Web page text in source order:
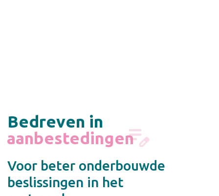
Bedreven in
onderzoek
Voor beter onderbouwde
beslissingen in het